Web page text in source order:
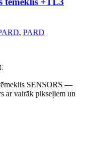
, PARD
SENSORS —
ar vairāk pikseļiem un